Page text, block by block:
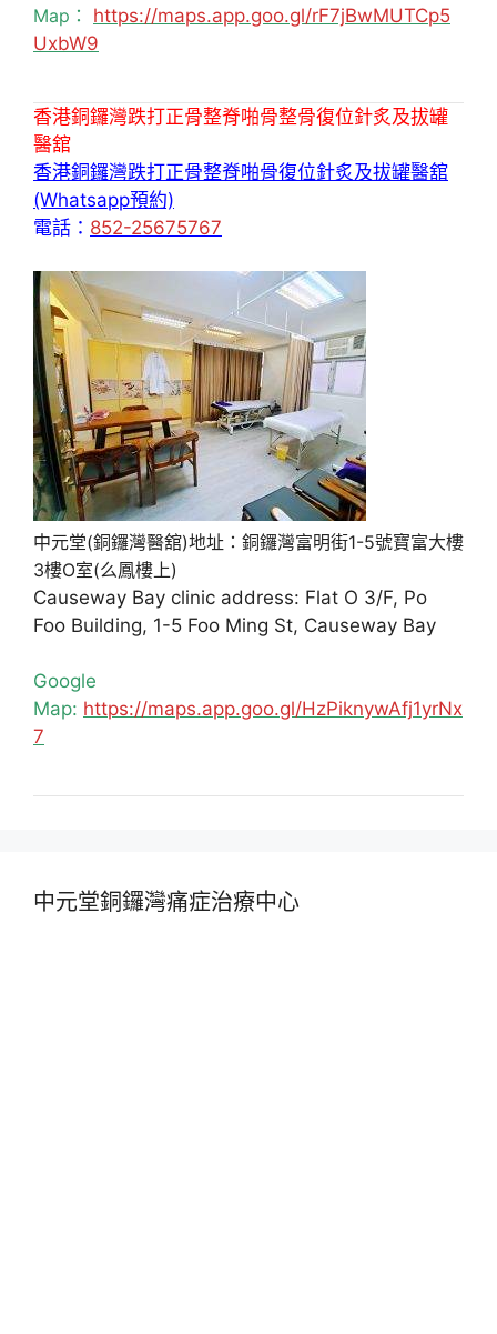
Map： https://maps.app.goo.gl/rF7jBwMUTCp5
UxbW9
香港銅鑼灣跌打正骨整脊啪骨整骨復位針炙及拔罐
醫舘
香港銅鑼灣跌打正骨整脊啪骨復位針炙及拔罐醫舘
(Whatsapp預約)
電話： 852-25675767
中元堂(銅鑼灣醫舘)地址：銅鑼灣富明街1-5號寶富大樓
3樓O室(么鳳樓上)
Causeway Bay clinic address: Flat O 3/F, Po
Foo Building, 1-5 Foo Ming St, Causeway Bay
Google
Map: https://maps.app.goo.gl/HzPiknywAfj1yrNx
7
中元堂銅鑼灣痛症治療中心